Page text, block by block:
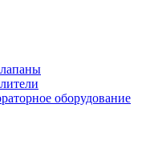
оборудование